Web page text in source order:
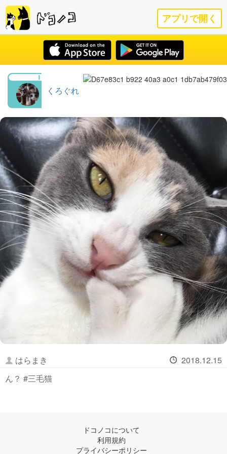
アプリで開く
くろぐれ
はらまき
2018.12.15
ん？ #三毛猫
ドコノコについて
利用規約
プライバシーポリシー